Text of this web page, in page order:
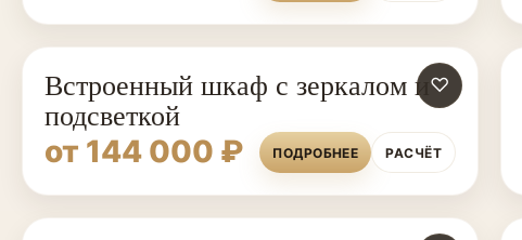
♡
Встроенный шкаф с зеркалом и
подсветкой
от 144 000 ₽
ПОДРОБНЕЕ РАСЧЁТ